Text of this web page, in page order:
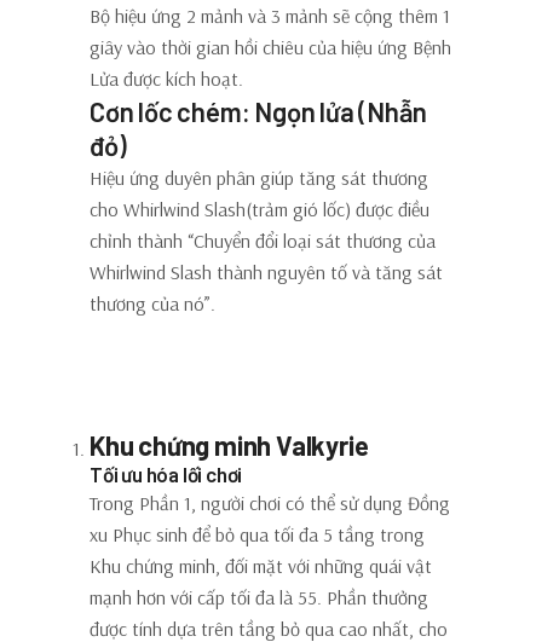
Bộ hiệu ứng 2 mảnh và 3 mảnh sẽ cộng thêm 1
giây vào thời gian hồi chiêu của hiệu ứng Bệnh
Lửa được kích hoạt.
Cơn lốc chém: Ngọn lửa (Nhẫn
đỏ)
Hiệu ứng duyên phân giúp tăng sát thương
cho Whirlwind Slash(trảm gió lốc) được điều
chỉnh thành “Chuyển đổi loại sát thương của
Whirlwind Slash thành nguyên tố và tăng sát
thương của nó”.
Khu chứng minh Valkyrie
Tối ưu hóa lối chơi
Trong Phần 1, người chơi có thể sử dụng Đồng
xu Phục sinh để bỏ qua tối đa 5 tầng trong
Khu chứng minh, đối mặt với những quái vật
mạnh hơn với cấp tối đa là 55. Phần thưởng
được tính dựa trên tầng bỏ qua cao nhất, cho